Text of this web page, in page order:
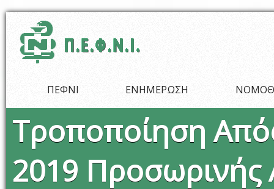
ΠΕΦΝΙ ΕΝΗΜΕΡΩΣΗ
Τροποποίηση
2019